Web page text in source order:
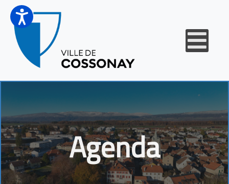
Agenda